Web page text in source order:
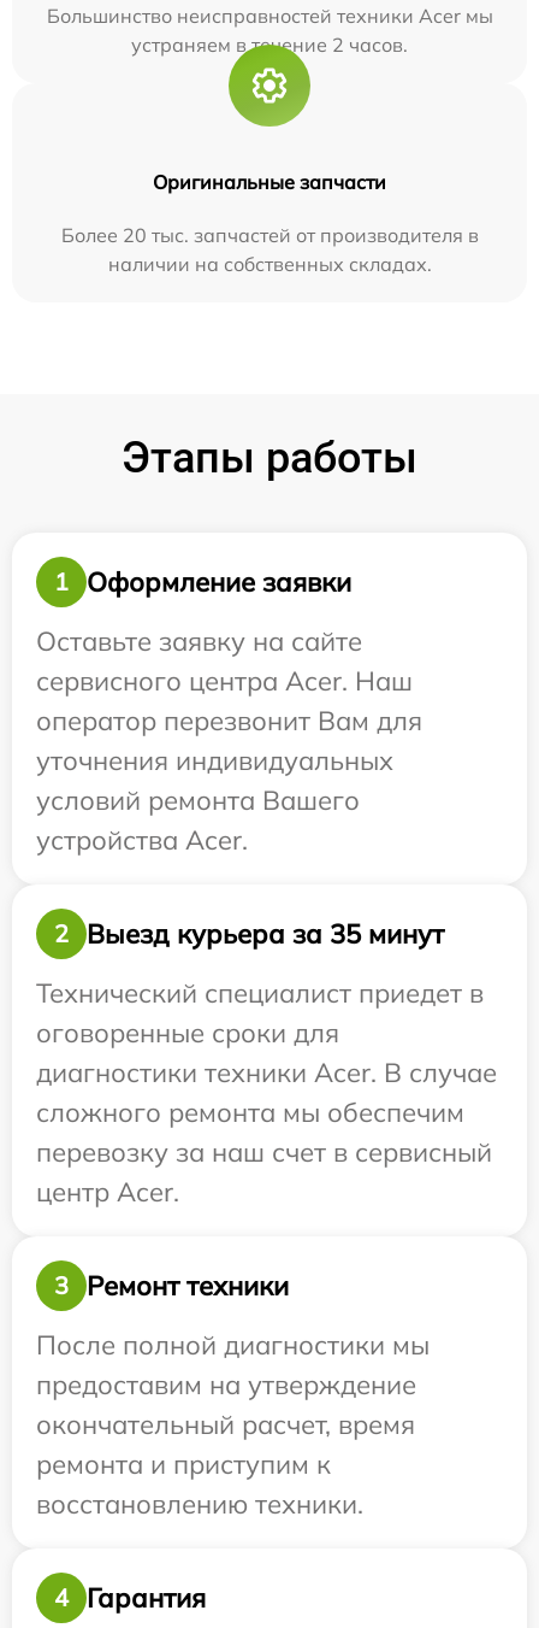
Большинство неисправностей техники Acer мы
устраняем в течение 2 часов.
Оригинальные запчасти
Более 20 тыс. запчастей от производителя в
наличии на собственных складах.
Этапы работы
1
Оформление заявки
Оставьте заявку на сайте
сервисного центра Acer. Наш
оператор перезвонит Вам для
уточнения индивидуальных
условий ремонта Вашего
устройства Acer.
2
Выезд курьера за 35 минут
Технический специалист приедет в
оговоренные сроки для
диагностики техники Acer. В случае
сложного ремонта мы обеспечим
перевозку за наш счет в сервисный
центр Acer.
3
Ремонт техники
После полной диагностики мы
предоставим на утверждение
окончательный расчет, время
ремонта и приступим к
восстановлению техники.
4 Гарантия